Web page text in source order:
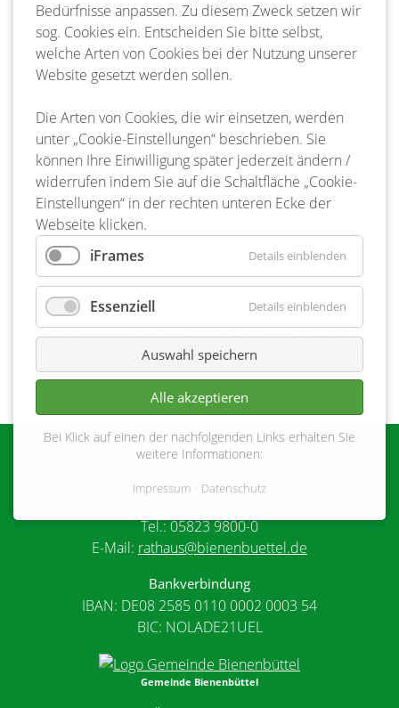
Ab dem Frühling bekommen die Wildtiere ihren
Nachwuchs. Streunende, wildernde oder auch nur
stöbernde Hunde können eine tödliche Gefahr
insbesondere für Jungtiere werden, denn im Falle einer
empfindlichen Störung stellen wildlebende Tiere vielfach
die Versorgung ihres Nachwuchses ein.
Die Leinenpflicht soll verhindern, dass Hunde die
„Kinderstube“ bzw. den Nachwuchs der Wildtiere
aufscheuchen. Diese Regelung ergibt sich aus dem
Niedersächsischen Gesetz über den Wald und die
Landschaftsordnung und dient zum Schutz der Wildtiere.
Daher appelliert die Gemeinde Bienenbüttel die
Leinenpflicht in diesem Zeitraum zwingend einzuhalten.
Verstöße können mit einer Geldbuße bis zu 5.000 EURO
Gemeinde Bienenbüttel
Marktplatz 1
Tel.: 05823 9800-0
E-Mail: rathaus@bienenbuettel.de
Bankverbindung
IBAN: DE08 2585 0110 0002 0003 54
BIC: NOLADE21UEL
Gemeinde Bienenbüttel
Bedürfnisse anpassen. Zu diesem Zweck setzen wir
sog. Cookies ein. Entscheiden Sie bitte selbst,
welche Arten von Cookies bei der Nutzung unserer
Website gesetzt werden sollen.
Die Arten von Cookies, die wir einsetzen, werden
unter „Cookie-Einstellungen“ beschrieben. Sie
können Ihre Einwilligung später jederzeit ändern /
widerrufen indem Sie auf die Schaltfläche „Cookie-
Einstellungen“ in der rechten unteren Ecke der
Webseite klicken.
iFrames
Details einblenden
Essenziell Details einblenden
Auswahl speichern
Alle akzeptieren
Bei Klick auf einen der nachfolgenden Links erhalten Sie
weitere Informationen:
Impressum Datenschutz